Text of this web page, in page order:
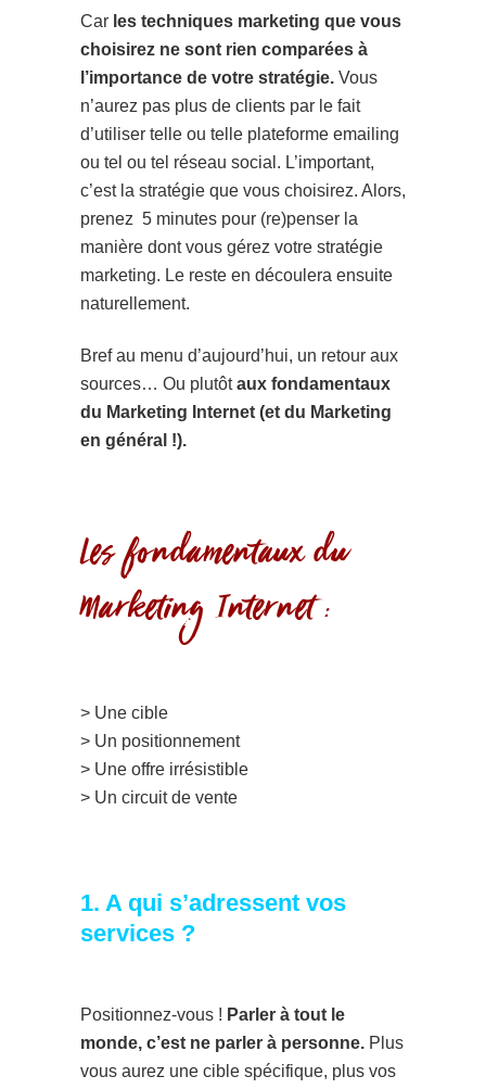
Car les techniques marketing que vous
choisirez ne sont rien comparées à
l’importance de votre stratégie. Vous
n’aurez pas plus de clients par le fait
d’utiliser telle ou telle plateforme emailing
ou tel ou tel réseau social. L’important,
c’est la stratégie que vous choisirez. Alors,
prenez 5 minutes pour (re)penser la
manière dont vous gérez votre stratégie
marketing. Le reste en découlera ensuite
naturellement.
Bref au menu d’aujourd’hui, un retour aux
sources… Ou plutôtaux fondamentaux
du Marketing Internet (et du Marketing
en général !).
Les fondamentaux du
Marketing Internet :
> Une cible
> Un positionnement
> Une offre irrésistible
> Un circuit de vente
1. A qui s’adressent vos
services ?
Positionnez-vous ! Parler à tout le
monde, c’est ne parler à personne. Plus
vous aurez une cible spécifique, plus vos